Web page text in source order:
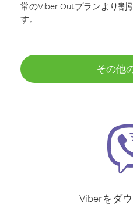
常のViber Outプランより割
す。
その他
Viberをダ